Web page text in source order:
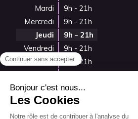
Mardi
9h - 21h
Mercredi
9h - 21h
Jeudi
9h - 21h
Vendredi
9h - 21h
Samedi
9h - 21h
Prendre rendez-vous